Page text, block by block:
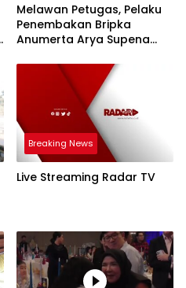
Melawan Petugas, Pelaku
Penembakan Bripka
Anumerta Arya Supena
Hantu
Breaking News
Live Streaming Radar TV